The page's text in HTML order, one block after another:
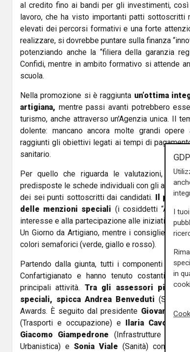
al credito fino ai bandi per gli investimenti,
lavoro, che ha visto importanti patti
elevati dei percorsi formativi e una forte
realizzare, si dovrebbe puntare sulla finanza
potenziando anche la “filiera della garanzia
Confidi, mentre in ambito formativo si attende
scuola.
Nella promozione si è raggiunta un’ottima
artigiana, mentre passi avanti potrebbero
turismo, anche attraverso un'Agenzia unica. Il
dolente: mancano ancora molte grandi
raggiunti gli obiettivi legati ai tempi di
sanitario.
Per quello che riguarda le valutazioni, per
predisposte le schede individuali con gli atti di
dei sei punti sottoscritti dai candidati.
Il
delle menzioni speciali (i cosiddetti
interesse e alla partecipazione alle iniziative di
Un Giorno da Artigiano, mentre i consiglieri
colori semaforici (verde, giallo e rosso).
Partendo dalla giunta, tutti i componenti si
Confartigianato e hanno tenuto costanti
principali attività. Tra gli assessori più
speciali, spicca Andrea Benveduti
Awards. È seguito dal presidente Giovanni
(Trasporti e occupazione) e
Ilaria Cavo
Giacomo Giampedrone (Infrastrutture e
Urbanistica) eSonia Viale (Sanità) con 3
I
in